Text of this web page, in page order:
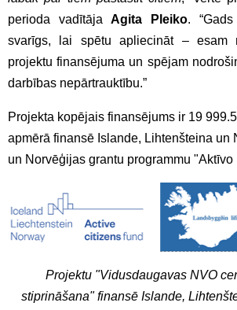
perioda vadītājaAgita Pleiko.
svarīgs, lai spētu apliecināt – esam
projektu finansējuma un spējam
darbības nepārtrauktību.”
Projekta kopējais finansējums ir 19
apmērā finansē Islande, Lihtenšteina un
un Norvēģijas grantu programmu
Projektu "Vidusdaugavas NVO
stiprināšana" finansē Islande,